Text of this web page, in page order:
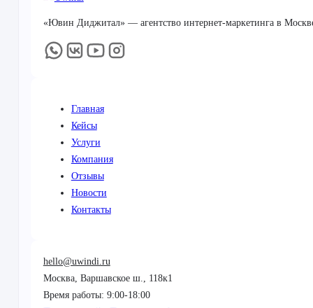
«Ювин Диджитал» — агентство интернет-маркетинга в
Главная
Кейсы
Услуги
Компания
Отзывы
Новости
Контакты
hello@uwindi.ru
Москва, Варшавское ш., 118к1
Время работы: 9:00-18:00